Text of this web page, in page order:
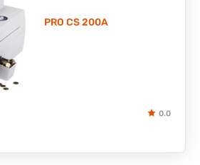
PRO CS 200A
0.0